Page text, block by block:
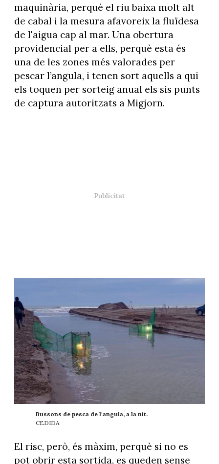
maquinària, perquè el riu baixa molt alt
de cabal i la mesura afavoreix la fluïdesa
de l'aigua cap al mar. Una obertura
providencial per a ells, perquè esta és
una de les zones més valorades per
pescar l’angula, i tenen sort aquells a qui
els toquen per sorteig anual els sis punts
de captura autoritzats a Migjorn.
Bussons de pesca de l'angula, a la nit.
CEDIDA
El risc, però, és màxim, perquè si no es
pot obrir esta sortida, es queden sense